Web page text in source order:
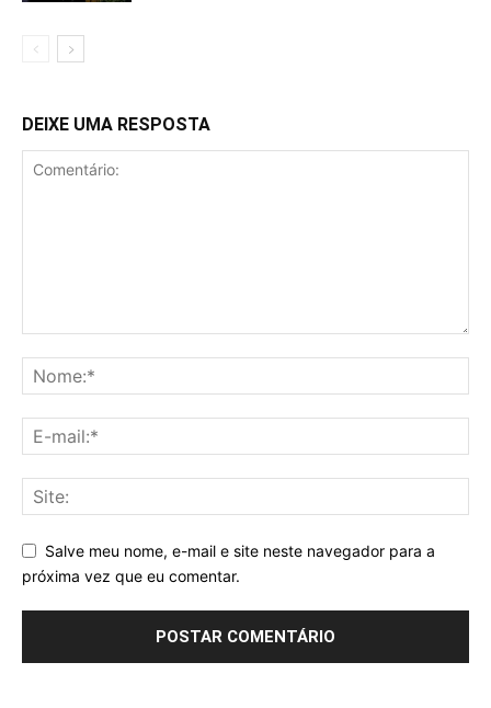
DEIXE UMA RESPOSTA
Salve meu nome, e-mail e site neste navegador para a
próxima vez que eu comentar.